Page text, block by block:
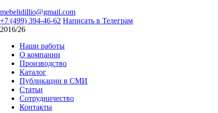
mebelidillio@gmail.com
+7 (499) 394-46-62 Написать в Телеграм
2016/26
Наши работы
О компании
Производство
Каталог
Публикации в СМИ
Статьи
Сотрудничество
Контакты